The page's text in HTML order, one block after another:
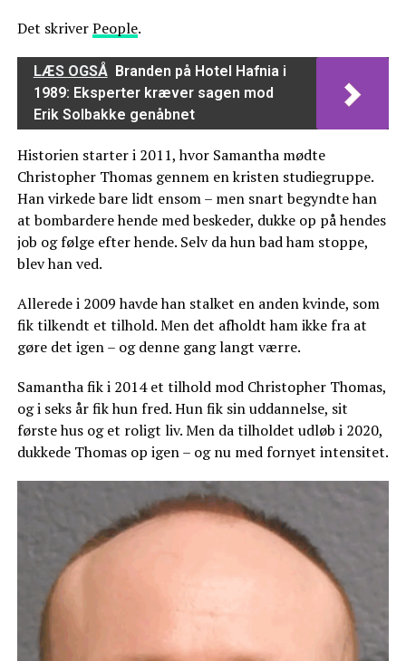
Det skriverPeople.
LÆS OGSÅ Branden på Hotel Hafnia i
1989: Eksperter kræver sagen mod
Erik Solbakke genåbnet
Historien starter i 2011, hvor Samantha mødte
Christopher Thomas gennem en kristen studiegruppe.
Han virkede bare lidt ensom – men snart begyndte han
at bombardere hende med beskeder, dukke op på hendes
job og følge efter hende. Selv da hun bad ham stoppe,
blev han ved.
Allerede i 2009 havde han stalket en anden kvinde, som
fik tilkendt et tilhold. Men det afholdt ham ikke fra at
gøre det igen – og denne gang langt værre.
Samantha fik i 2014 et tilhold mod Christopher Thomas,
og i seks år fik hun fred. Hun fik sin uddannelse, sit
første hus og et roligt liv. Men da tilholdet udløb i 2020,
dukkede Thomas op igen – og nu med fornyet intensitet.